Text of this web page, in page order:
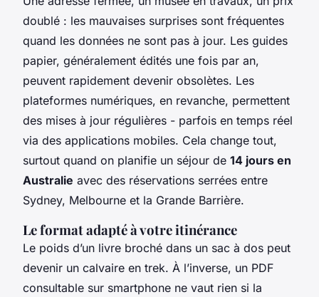
doublé : les mauvaises surprises sont fréquentes
quand les données ne sont pas à jour. Les guides
papier, généralement édités une fois par an,
peuvent rapidement devenir obsolètes. Les
plateformes numériques, en revanche, permettent
des mises à jour régulières - parfois en temps réel
via des applications mobiles. Cela change tout,
surtout quand on planifie un séjour de 14 jours en
Australie avec des réservations serrées entre
Sydney, Melbourne et la Grande Barrière.
Le format adapté à votre itinérance
Le poids d’un livre broché dans un sac à dos peut
devenir un calvaire en trek. À l’inverse, un PDF
consultable sur smartphone ne vaut rien si la